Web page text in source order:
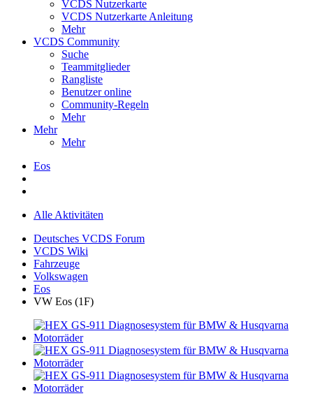
VCDS Nutzerkarte
VCDS Nutzerkarte Anleitung
Mehr
VCDS Community
Suche
Teammitglieder
Rangliste
Benutzer online
Community-Regeln
Mehr
Mehr
Mehr
Eos
Alle Aktivitäten
Deutsches VCDS Forum
VCDS Wiki
Fahrzeuge
Volkswagen
Eos
VW Eos (1F)